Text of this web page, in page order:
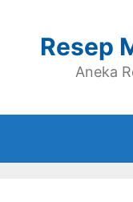
contentResep
Aneka